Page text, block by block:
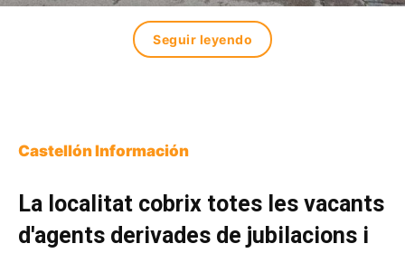
Seguir leyendo
Castellón Información
La localitat cobrix totes les vacants
d'agents derivades de jubilacions i